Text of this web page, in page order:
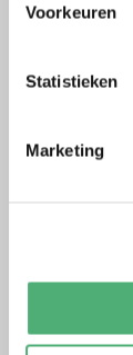
Voorkeuren
Statistieken
Marketing
MEI TAI'S